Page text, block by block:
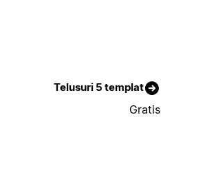
Telusuri 5 templat
Gratis